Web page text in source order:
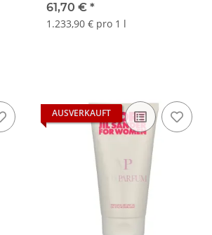
61,70 € *
1.233,90 € pro 1 l
AUSVERKAUFT